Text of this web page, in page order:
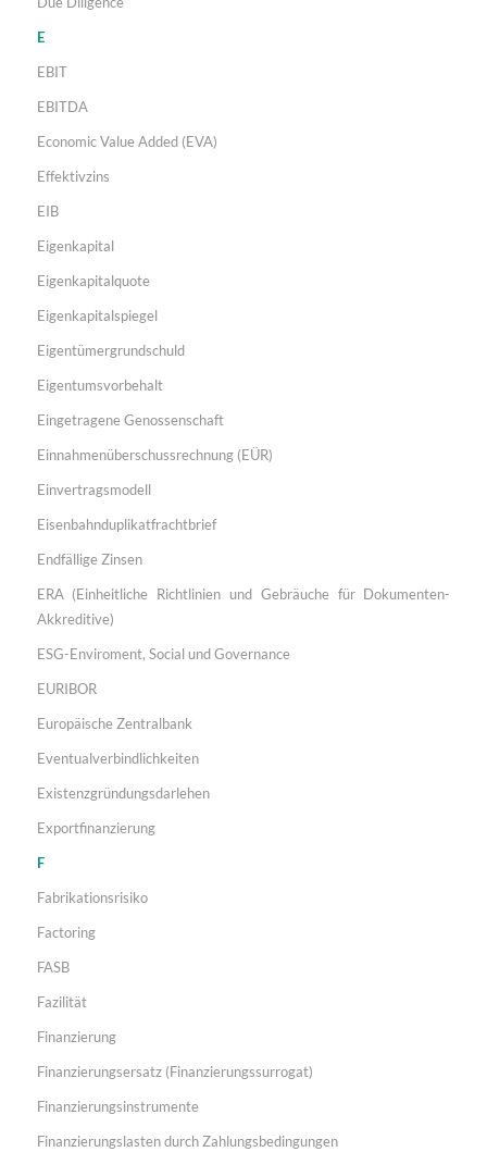
E
EBIT
EBITDA
Economic Value Added (EVA)
Effektivzins
EIB
Eigenkapital
Eigenkapitalquote
Eigenkapitalspiegel
Eigentümergrundschuld
Eigentumsvorbehalt
Eingetragene Genossenschaft
Einnahmenüberschussrechnung (EÜR)
Einvertragsmodell
Eisenbahnduplikatfrachtbrief
Endfällige Zinsen
ERA (Einheitliche Richtlinien und Gebräuche für Dokumenten-
Akkreditive)
ESG-Enviroment, Social und Governance
EURIBOR
Europäische Zentralbank
Eventualverbindlichkeiten
Existenzgründungsdarlehen
Exportfinanzierung
F
Fabrikationsrisiko
Factoring
FASB
Fazilität
Finanzierung
Finanzierungsersatz (Finanzierungssurrogat)
Finanzierungsinstrumente
Finanzierungslasten durch Zahlungsbedingungen